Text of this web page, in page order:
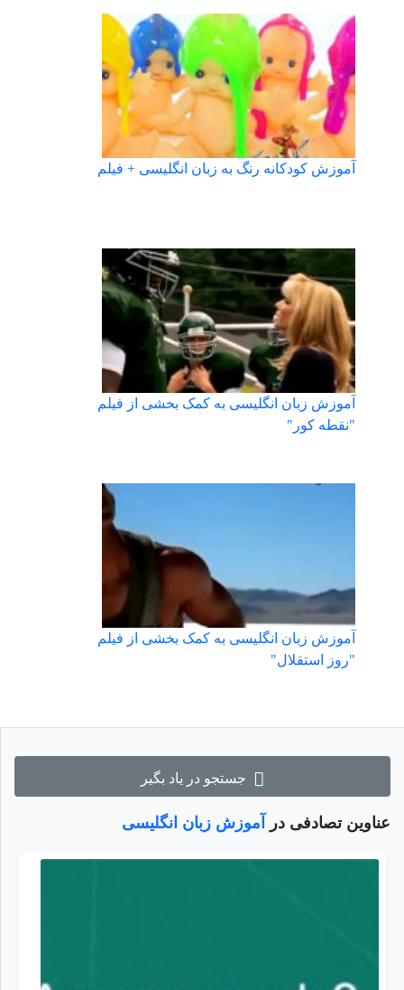
جستجو در یاد بگیر
عناوین تصادفی در آموزش زبان انگلیسی
آموزش کودکانه رنگ به زبان انگلیسی + فیلم
آموزش زبان انگلیسی به کمک بخشی از فیلم
"نقطه کور"
آموزش زبان انگلیسی به کمک بخشی از فیلم
"روز استقلال"